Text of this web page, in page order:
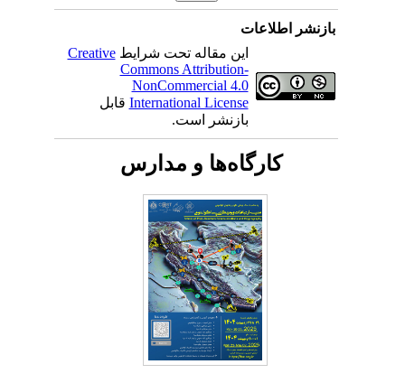
بازنشر اطلاعات
این مقاله تحت شرایطCreative
Commons Attribution-
NonCommercial 4.0
International Licenseقابل
بازنشر است.
کارگاه‌ها و مدارس